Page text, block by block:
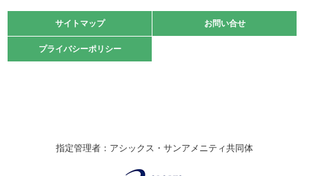
緑ケ丘体育館
2021.10.23
卓球選手権大会ラージボールの部開催☆
伊丹市総合体育大会 バレーボール大会が開催されました
サイトマップ お問い合せ
プライバシーポリシー
サイトマップ お問い合せ
プライバシーポリシー
指定管理者：アシックス・サンアメニティ共同体